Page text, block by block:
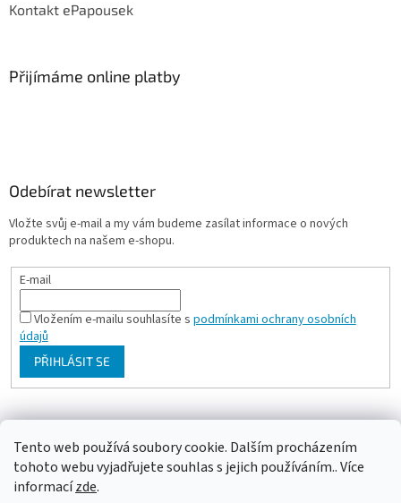
Tento web používá soubory cookie. Dalším procházením
tohoto webu vyjadřujete souhlas s jejich používáním.. Více
informacízde.
Kontakt ePapousek
Přijímáme online platby
Odebírat newsletter
Vložte svůj e-mail a my vám budeme zasílat informace o nových
produktech na našem e-shopu.
E-mail
Vložením e-mailu souhlasíte s podmínkami ochrany osobních
údajů
PŘIHLÁSIT SE